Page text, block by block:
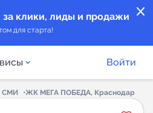
close
за клики, лиды и продажи
для старта!
Войти
СМИ
ЖК МЕГА ПОБЕДА, Краснодар